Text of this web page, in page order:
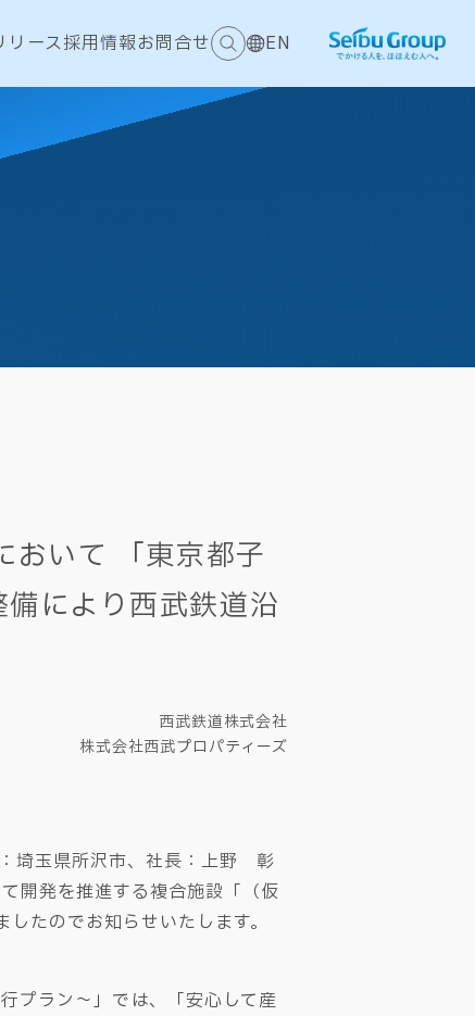
リース採用情報お問合せ EN
おいて 「東京都子
により西武鉄道沿
西武鉄道株式会社
株式会社西武プロパティーズ
埼玉県所沢市、社長：上野 彰
開発を推進する複合施設「（仮
たのでお知らせいたします。
プラン～」では、「安心して産